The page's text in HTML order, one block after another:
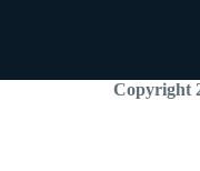
Copyright